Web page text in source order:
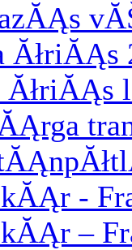
ĂłriĂĄs
-
–